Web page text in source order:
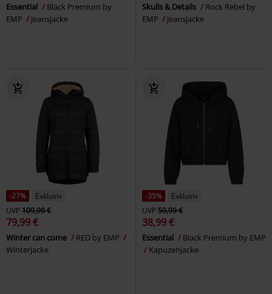
Essential
Black Premium by
EMP
Jeansjacke
Skulls & Details
Rock Rebel by
EMP
Jeansjacke
-27%
Exklusiv
UVP109,99 €
79,99 €
Winter can come
RED by EMP
Winterjacke
-35%
Exklusiv
UVP59,99 €
38,99 €
Essential
Black Premium by EMP
Kapuzenjacke